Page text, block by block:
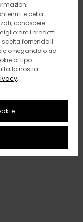
e della
conoscere
i prodotti
scelta fornendo il
o negandolo ad
di tipo
la nostra
.